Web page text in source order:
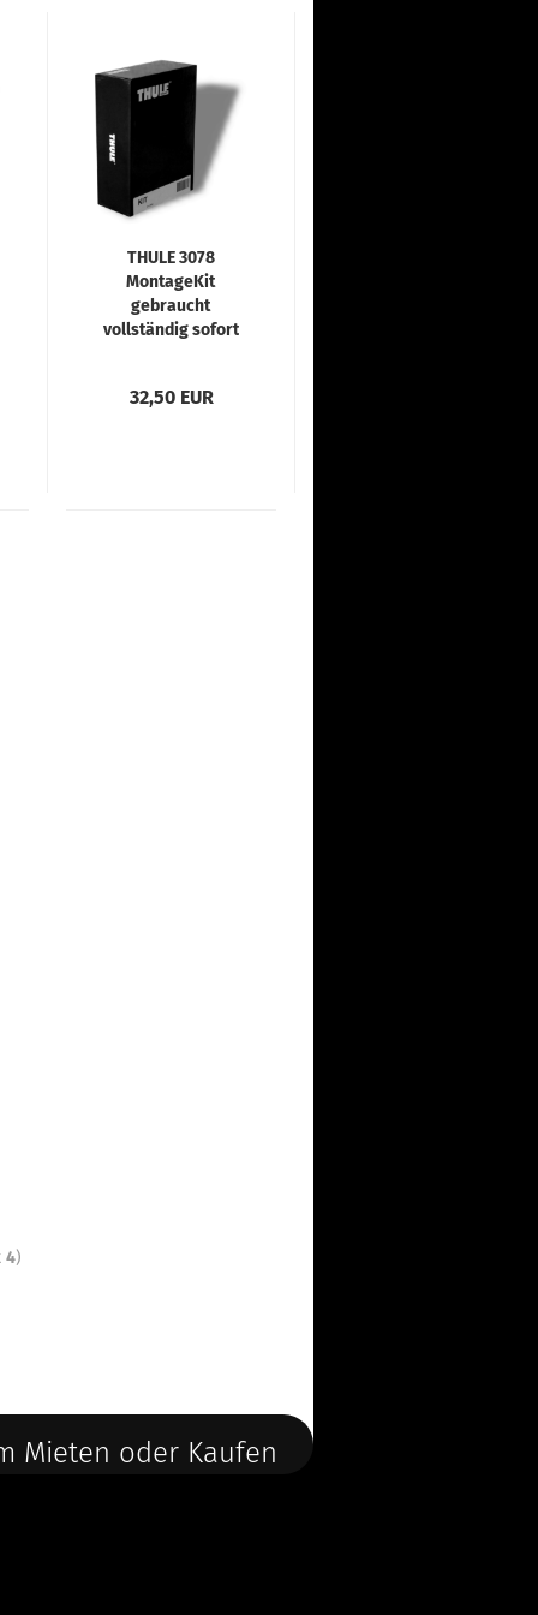
THULE 3078
MontageKit
gebraucht
vollständig sofort
32,50 EUR
4)
Mieten oder Kaufen